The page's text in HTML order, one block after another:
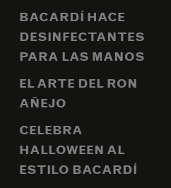
BACARDÍ HACE
DESINFECTANTES
PARA LAS MANOS
EL ARTE DEL RON
AÑEJO
CELEBRA
HALLOWEEN AL
ESTILO BACARDÍ